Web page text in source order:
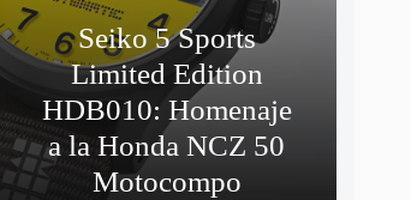
Seiko 5 Sports
Limited Edition
HDB010: Homenaje
a la Honda NCZ 50
Motocompo